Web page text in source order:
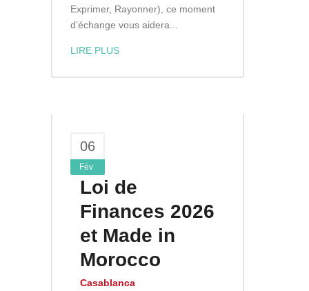
Exprimer, Rayonner), ce moment
d’échange vous aidera...
LIRE PLUS
06
Fév
Loi de
Finances 2026
et Made in
Morocco
Casablanca